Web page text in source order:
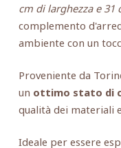
cm di larghezza e 31
complemento
ambiente con un
Proveniente da
un ottimo stato di
qualità dei materiali
Ideale per essere